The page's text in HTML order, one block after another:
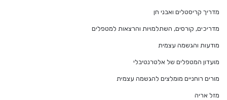
מדריך קריסטלים ואבני חן
מדריכים, קורסים, השתלמויות והרצאות למטפלים
מודעות והגשמה עצמית
מועדון המטפלים של אלטרנטיבלי
מורים רוחניים מומלצים להגשמה עצמית
מזל אריה